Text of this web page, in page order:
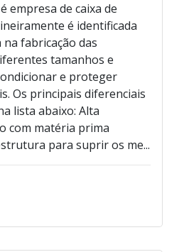
empresa de caixa de
é identificada
fabricação das
tamanhos e
e proteger
Os principais diferenciais
lista abaixo: Alta
com matéria prima
para suprir os me...